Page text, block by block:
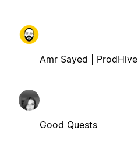
Amr Sayed | ProdHive
Good Quests